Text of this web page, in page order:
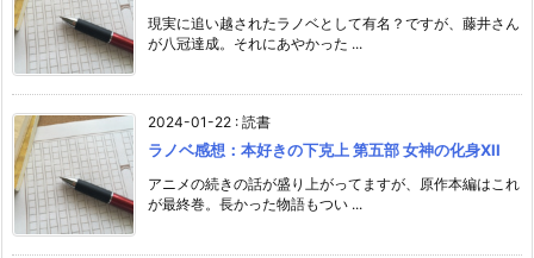
現実に追い越されたラノベとして有名？ですが、藤井さん
が八冠達成。それにあやかった ...
2024-01-22 : 読書
ラノベ感想：本好きの下克上 第五部 女神の化身XII
アニメの続きの話が盛り上がってますが、原作本編はこれ
が最終巻。長かった物語もつい ...